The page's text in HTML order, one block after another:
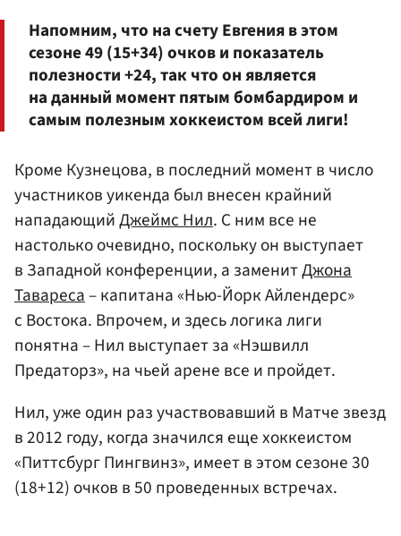
Напомним, что на счету Евгения в этом
сезоне 49 (15+34) очков и показатель
полезности +24, так что он является
на данный момент пятым бомбардиром и
самым полезным хоккеистом всей лиги!
Кроме Кузнецова, в последний момент в число
участников уикенда был внесен крайний
нападающийДжеймс Нил. С ним все не
настолько очевидно, поскольку он выступает
в Западной конференции, а заменитДжона
Тавареса– капитана «Нью-Йорк Айлендерс»
с Востока. Впрочем, и здесь логика лиги
понятна – Нил выступает за «Нэшвилл
Предаторз», на чьей арене все и пройдет.
Нил, уже один раз участвовавший в Матче звезд
в 2012 году, когда значился еще хоккеистом
«Питтсбург Пингвинз», имеет в этом сезоне 30
(18+12) очков в 50 проведенных встречах.